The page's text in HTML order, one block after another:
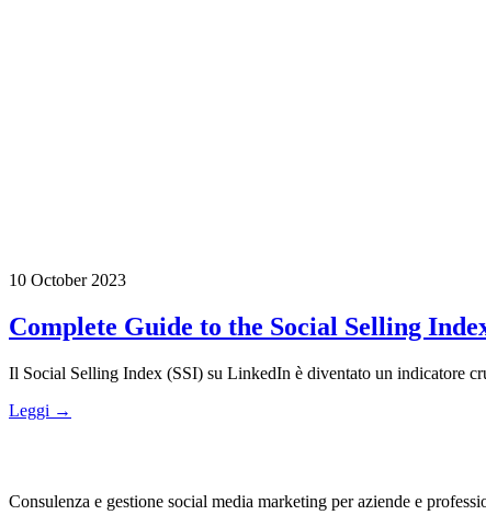
10 October 2023
Complete Guide to the Social Selling
Il Social Selling Index (SSI) su LinkedIn è diventato un indicatore
Leggi →
Consulenza e gestione social media marketing per aziende e